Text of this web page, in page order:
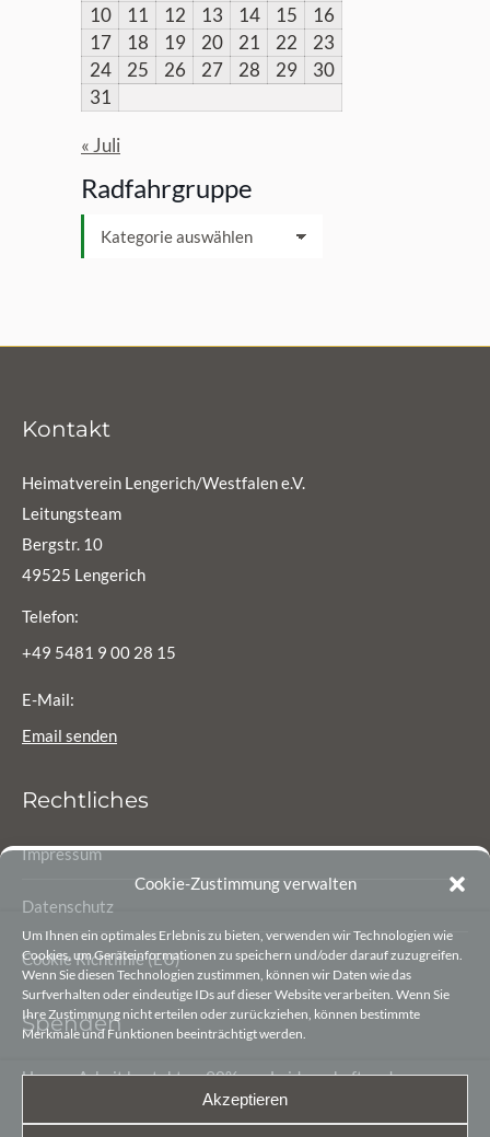
Cookie-Zustimmung verwalten
Um Ihnen ein optimales Erlebnis zu bieten, verwenden wir Technologien wie
Cookies, um Geräteinformationen zu speichern und/oder darauf zuzugreifen.
Wenn Sie diesen Technologien zustimmen, können wir Daten wie das
Surfverhalten oder eindeutige IDs auf dieser Website verarbeiten. Wenn Sie
Ihre Zustimmung nicht erteilen oder zurückziehen, können bestimmte
Merkmale und Funktionen beeinträchtigt werden.
Akzeptieren
10
11 12 13 14 15
16
17
18 19 20 21 22
23
24
25 26 27 28 29
30
31
« Juli
Radfahrgruppe
Radfahrgruppe
Kontakt
Heimatverein Lengerich/Westfalen e.V.
Leitungsteam
Bergstr. 10
49525 Lengerich
Telefon:
+49 5481 9 00 28 15
E-Mail:
Email senden
Rechtliches
Impressum
Datenschutz
Cookie Richtlinie (EU)
Spenden
Unsere Arbeit besteht zu 90% aus Leidenschaft und
Begeisterung. Die letzten 10% sind finanzielle Mittel, damit